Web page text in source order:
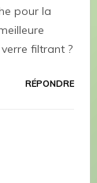
pour la
filtrant ?
RÉPONDRE